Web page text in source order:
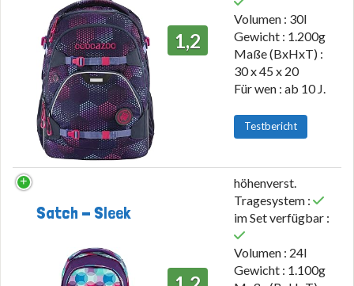
1,2
Volumen : 30l
Gewicht : 1.200g
Maße (BxHxT) :
30 x 45 x 20
Für wen : ab 10 J.
Testbericht
Satch - Sleek
höhenverst.
Tragesystem :
im Set verfügbar :
Volumen : 24l
Gewicht : 1.100g